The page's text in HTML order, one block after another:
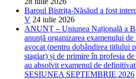
Baroul Bistrița-Năsăud a fost
V 24 iulie 2026
ANUNȚ – Uniunea Națională a
anunță organizarea examenului
avocat (pentru dobândirea titlului
stagiar) și de primire în profesia
au absolvit examenul de
SESIUNEA SEPTEMBRIE 2026